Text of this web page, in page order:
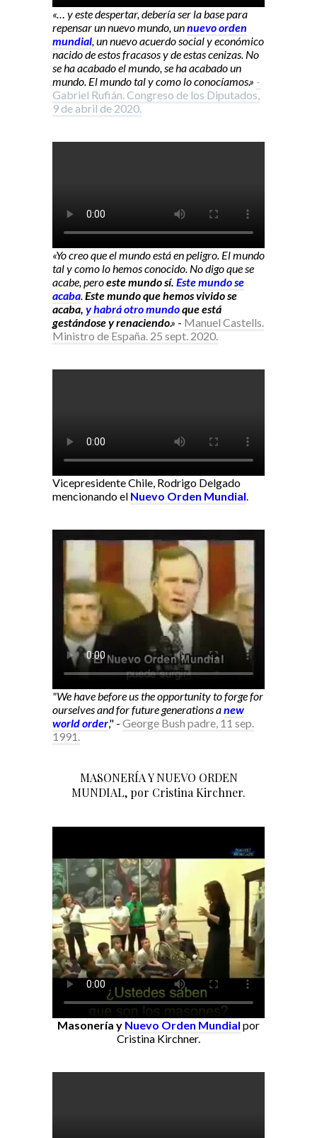
«… y este despertar, debería ser la base para
repensar un nuevo mundo, unnuevo orden
mundial, un nuevo acuerdo social y económico
nacido de estos fracasos y de estas cenizas. No
se ha acabado el mundo, se ha acabado un
mundo. El mundo tal y como lo conocíamos.» -
Gabriel Rufián. Congreso de los Diputados,
9 de abril de 2020.
«Yo creo que el mundo está en peligro. El mundo
tal y como lo hemos conocido. No digo que se
acabe, peroeste mundo sí. Este mundo se
acaba.Este mundo que hemos vivido se
acaba, y habrá otro mundoque está
gestándose y renaciendo.» - Manuel Castells.
Ministro de España. 25 sept. 2020.
Vicepresidente Chile, Rodrigo Delgado
mencionando el Nuevo Orden Mundial.
"We have before us the opportunity to forge for
ourselves and for future generations anew
world order," - George Bush padre, 11 sep.
1991.
MASONERÍA Y NUEVO ORDEN
MUNDIAL, por Cristina Kirchner.
Masonería y Nuevo Orden Mundial por
Cristina Kirchner.